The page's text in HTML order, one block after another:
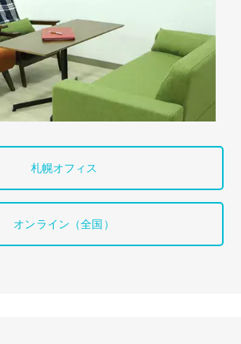
札幌オフィス
オンライン（全国）